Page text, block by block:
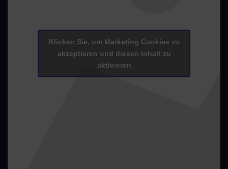
Klicken Sie, um Marketing Cookies zu
akzeptieren und diesen Inhalt zu
aktivieren